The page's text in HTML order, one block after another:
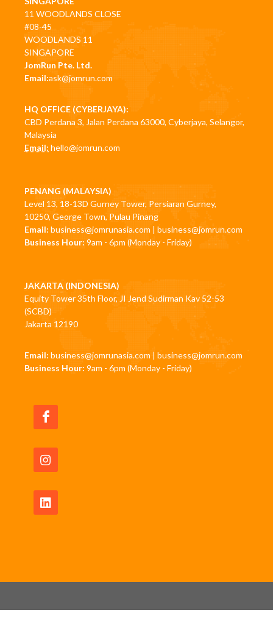
11 WOODLANDS CLOSE
#08-45
WOODLANDS 11
SINGAPORE
JomRun Pte. Ltd.
Email:ask@jomrun.com
HQ OFFICE (CYBERJAYA):
CBD Perdana 3, Jalan Perdana 63000, Cyberjaya, Selangor,
Malaysia
Email: hello@jomrun.com
PENANG (MALAYSIA)
Level 13, 18-13D Gurney Tower, Persiaran Gurney,
10250, George Town, Pulau Pinang
Email: business@jomrunasia.com | business@jomrun.com
Business Hour: 9am - 6pm (Monday - Friday)
JAKARTA (INDONESIA)
Equity Tower 35th Floor, JI Jend Sudirman Kav 52-53
(SCBD)
Jakarta 12190
Email: business@jomrunasia.com | business@jomrun.com
Business Hour: 9am - 6pm (Monday - Friday)